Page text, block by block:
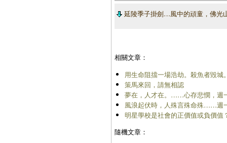
延陵季子掛劍…風中的頑童，佛光
相關文章：
用生命阻擋一場浩劫。殺魚者毀城
策馬來回，請無相認
夢在，人才在。……心存悲憫，週
風浪起伏時，人殊言殊命殊……週
明星學校是社會的正價值或負價值
隨機文章：